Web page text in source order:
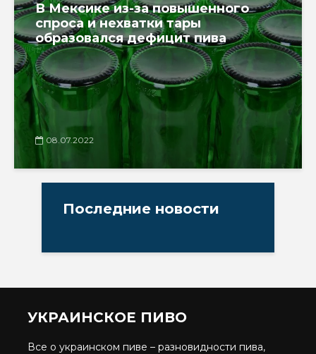
В Мексике из-за повышенного
спроса и нехватки тары
образовался дефицит пива
08.07.2022
Последние новости
УКРАИНСКОЕ ПИВО
Все о украинском пиве – разновидности пива,